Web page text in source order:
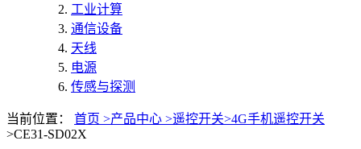
工业计算
通信设备
天线
电源
传感与探测
当前位置： 首页 >产品中心 >遥控开关>4G手机遥控开关
>CE31-SD02X